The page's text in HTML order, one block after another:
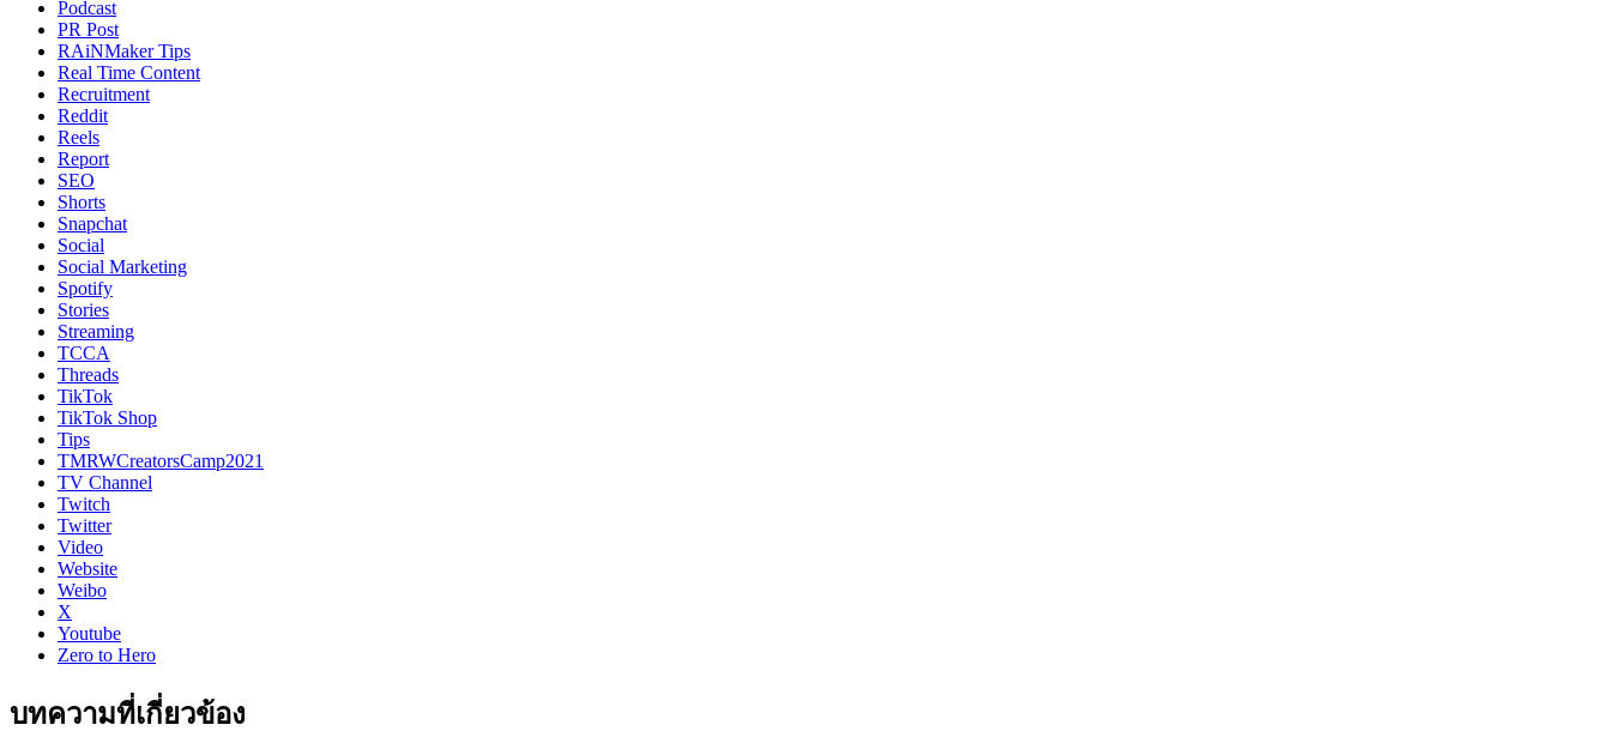
Podcast
PR Post
RAiNMaker Tips
Real Time Content
Recruitment
Reddit
Reels
Report
SEO
Shorts
Snapchat
Social
Social Marketing
Spotify
Stories
Streaming
TCCA
Threads
TikTok
TikTok Shop
Tips
TMRWCreatorsCamp2021
TV Channel
Twitch
Twitter
Video
Website
Weibo
X
Youtube
Zero to Hero
บทความที่เกี่ยวข้อง